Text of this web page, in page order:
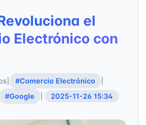
el
Electrónico con
#Comercio Electrónico
#Google 2025-11-26 15:34